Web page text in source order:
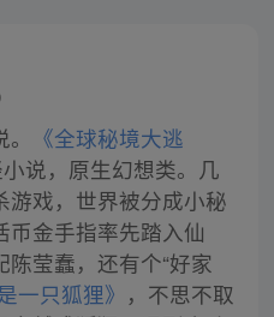
《全球秘境大逃
说，原生幻想类。几
游戏，世界被分成小秘
币金手指率先踏入仙
莹蠢，还有个“好家
一只狐狸》 ，不思不取